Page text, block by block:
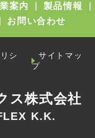
案内
製品情報
お問い合わせ
シ
サイトマッ
プ
ス株式会社
K.K.